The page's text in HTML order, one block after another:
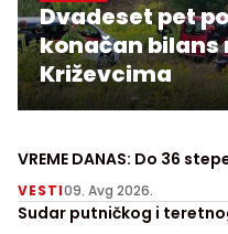
Dvadeset pet
konačan bilans
Križevcima
VREME DANAS: Do 36
VESTI09. Avg 2026.
Sudar putničkog i